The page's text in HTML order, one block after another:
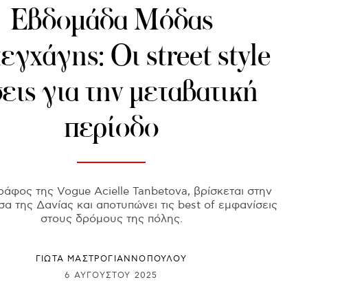
Εβδομάδα Μόδας
Οι street style
για την μεταβατική
περίοδο
της Vogue Acielle Tanbetova, βρίσκεται στην
της Δανίας και αποτυπώνει τις best of εμφανίσεις
στους δρόμους της πόλης.
ΓΙΩΤΑ ΜΑΣΤΡΟΓΙΑΝΝΟΠΟΥΛΟΥ
6 ΑΥΓΟΎΣΤΟΥ 2025